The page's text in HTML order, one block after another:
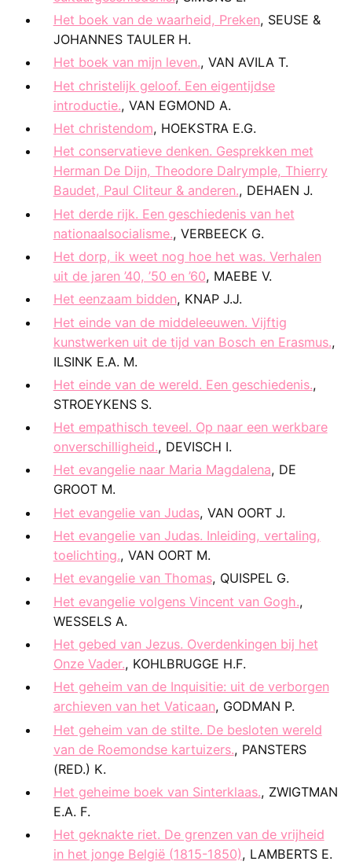
Het boek van de waarheid, Preken, SEUSE &
JOHANNES TAULER H.
Het boek van mijn leven., VAN AVILA T.
Het christelijk geloof. Een eigentijdse
introductie., VAN EGMOND A.
Het christendom, HOEKSTRA E.G.
Het conservatieve denken. Gesprekken met
Herman De Dijn, Theodore Dalrymple, Thierry
Baudet, Paul Cliteur & anderen., DEHAEN J.
Het derde rijk. Een geschiedenis van het
nationaalsocialisme., VERBEECK G.
Het dorp, ik weet nog hoe het was. Verhalen
uit de jaren ’40, ’50 en ’60, MAEBE V.
Het eenzaam bidden, KNAP J.J.
Het einde van de middeleeuwen. Vijftig
kunstwerken uit de tijd van Bosch en Erasmus.,
ILSINK E.A. M.
Het einde van de wereld. Een geschiedenis.,
STROEYKENS S.
Het empathisch teveel. Op naar een werkbare
onverschilligheid., DEVISCH I.
Het evangelie naar Maria Magdalena, DE
GROOT M.
Het evangelie van Judas, VAN OORT J.
Het evangelie van Judas. Inleiding, vertaling,
toelichting., VAN OORT M.
Het evangelie van Thomas, QUISPEL G.
Het evangelie volgens Vincent van Gogh.,
WESSELS A.
Het gebed van Jezus. Overdenkingen bij het
Onze Vader., KOHLBRUGGE H.F.
Het geheim van de Inquisitie: uit de verborgen
archieven van het Vaticaan, GODMAN P.
Het geheim van de stilte. De besloten wereld
van de Roemondse kartuizers., PANSTERS
(RED.) K.
Het geheime boek van Sinterklaas., ZWIGTMAN
E.A. F.
Het geknakte riet. De grenzen van de vrijheid
in het jonge België (1815-1850), LAMBERTS E.